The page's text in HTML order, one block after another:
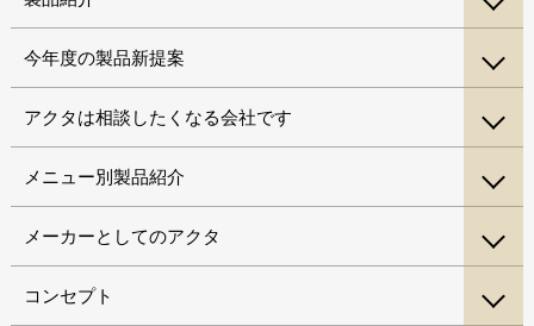
今年度の製品新提案
アクタは相談したくなる会社です
メニュー別製品紹介
メーカーとしてのアクタ
コンセプト